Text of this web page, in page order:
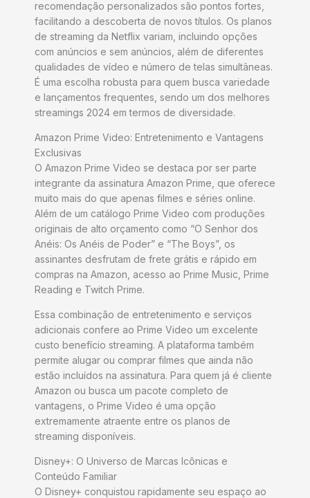
recomendação personalizados são pontos fortes,
facilitando a descoberta de novos títulos. Os planos
de streaming da Netflix variam, incluindo opções
com anúncios e sem anúncios, além de diferentes
qualidades de vídeo e número de telas simultâneas.
É uma escolha robusta para quem busca variedade
e lançamentos frequentes, sendo um dos melhores
streamings 2024 em termos de diversidade.
Amazon Prime Video: Entretenimento e Vantagens
Exclusivas
O Amazon Prime Video se destaca por ser parte
integrante da assinatura Amazon Prime, que oferece
muito mais do que apenas filmes e séries online.
Além de um catálogo Prime Video com produções
originais de alto orçamento como “O Senhor dos
Anéis: Os Anéis de Poder” e “The Boys”, os
assinantes desfrutam de frete grátis e rápido em
compras na Amazon, acesso ao Prime Music, Prime
Reading e Twitch Prime.
Essa combinação de entretenimento e serviços
adicionais confere ao Prime Video um excelente
custo benefício streaming. A plataforma também
permite alugar ou comprar filmes que ainda não
estão incluídos na assinatura. Para quem já é cliente
Amazon ou busca um pacote completo de
vantagens, o Prime Video é uma opção
extremamente atraente entre os planos de
streaming disponíveis.
Disney+: O Universo de Marcas Icônicas e
Conteúdo Familiar
O Disney+ conquistou rapidamente seu espaço ao